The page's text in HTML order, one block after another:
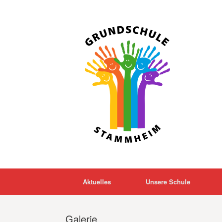
Aktuelles Unsere Schule
Galerie